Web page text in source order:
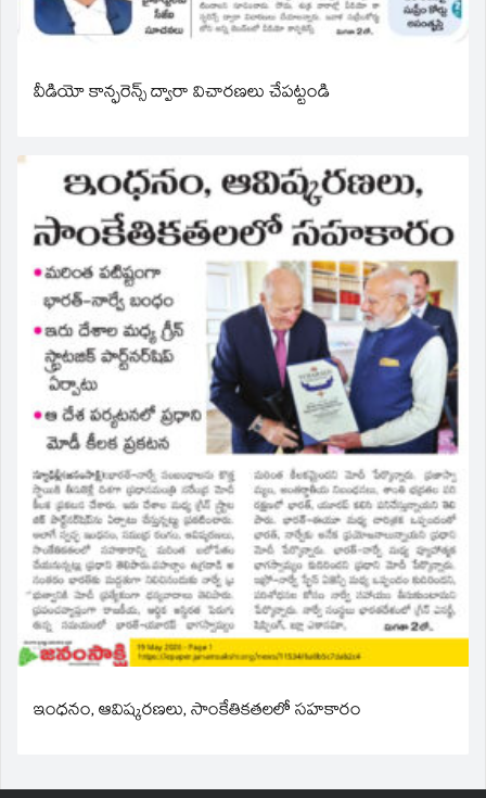
వీడియో కాన్ఫరెన్స్ ద్వారా విచారణలు చేపట్టండి
ఇంధనం, ఆవిష్కరణలు, సాంకేతికతలలో సహకారం